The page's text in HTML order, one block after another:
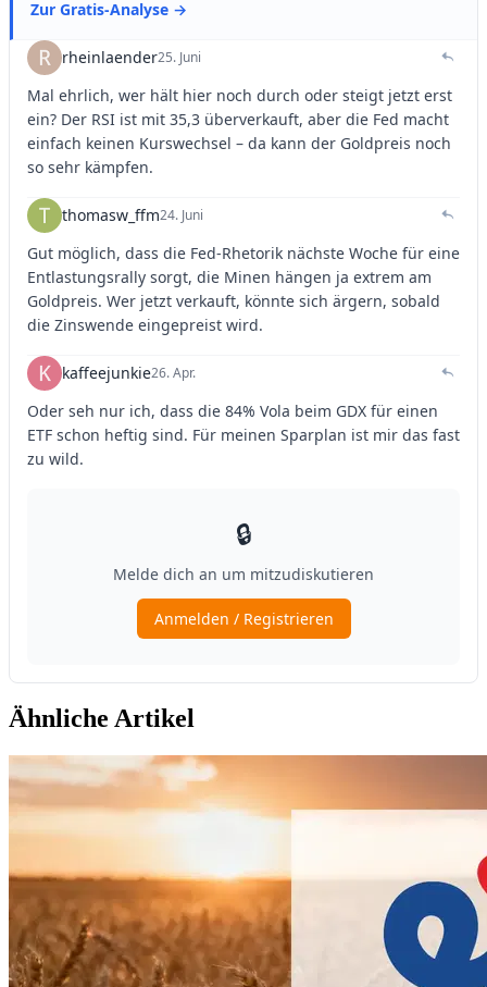
Ähnliche Artikel